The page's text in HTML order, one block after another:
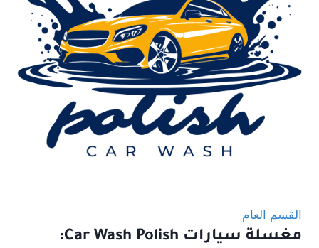
القسم العام
مغسلة سيارات Car Wash Polish: